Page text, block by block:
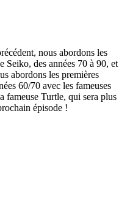
nous abordons les
Seiko, des années 70 à 90, et
abordons les premières
60/70 avec les fameuses
fameuse Turtle, qui sera plus
épisode !